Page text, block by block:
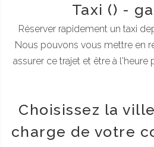
Taxi () -
Réserver rapidement un taxi
Nous pouvons vous mettre en
assurer ce trajet et être à l'heure
Choisissez la
charge de votre